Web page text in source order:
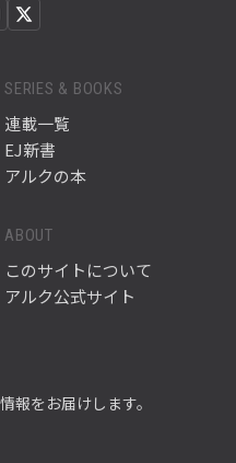
SERIES & BOOKS
連載一覧
EJ新書
アルクの本
ABOUT
このサイトについて
アルク公式サイト
報をお届けします。